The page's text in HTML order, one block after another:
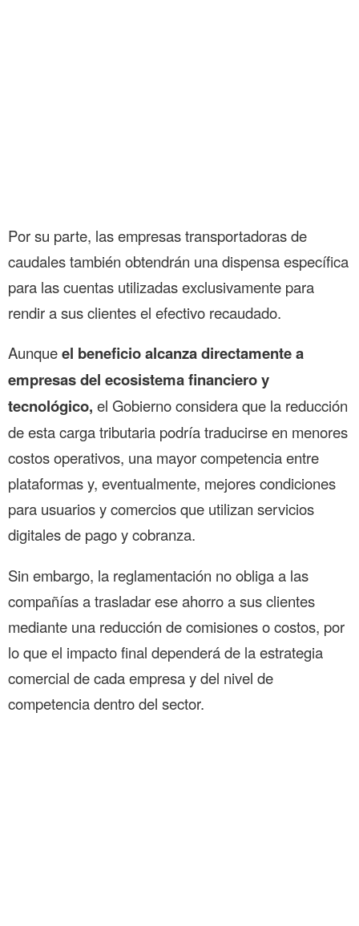
Por su parte, las empresas transportadoras de
caudales también obtendrán una dispensa específica
para las cuentas utilizadas exclusivamente para
rendir a sus clientes el efectivo recaudado.
Aunqueel beneficio alcanza directamente a
empresas del ecosistema financiero y
tecnológico, el Gobierno considera que la reducción
de esta carga tributaria podría traducirse en menores
costos operativos, una mayor competencia entre
plataformas y, eventualmente, mejores condiciones
para usuarios y comercios que utilizan servicios
digitales de pago y cobranza.
Sin embargo, la reglamentación no obliga a las
compañías a trasladar ese ahorro a sus clientes
mediante una reducción de comisiones o costos, por
lo que el impacto final dependerá de la estrategia
comercial de cada empresa y del nivel de
competencia dentro del sector.